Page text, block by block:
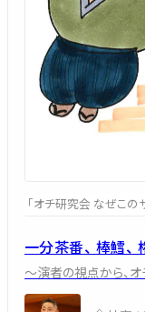
「オチ研究会 なぜこ
一分茶番、 棒鱈、
～演者の視点から、